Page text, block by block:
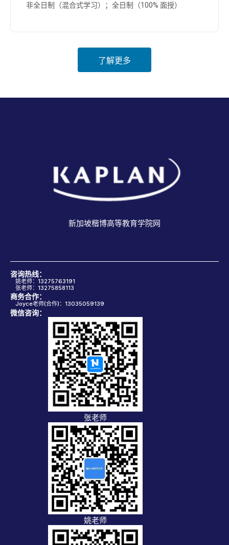
非全日制（混合式学习）；全日制（100% 面授）
了解更多
新加坡楷博高等教育学院网
咨询热线：
姚老师：13275763191
张老师：13275858113
商务合作：
Joyce老师(合作)：13035059139
微信咨询：
张老师
姚老师